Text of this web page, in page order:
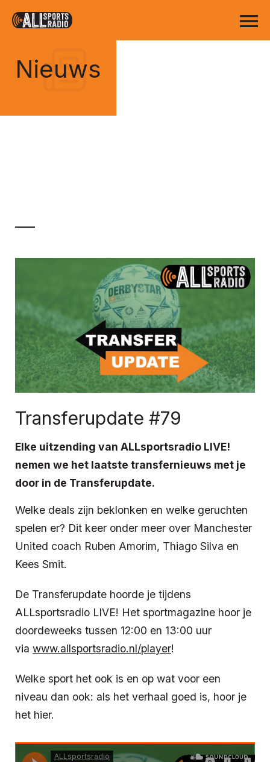
Nieuws
Transferupdate #79
Elke uitzending van ALLsportsradio LIVE!
nemen we het laatste transfernieuws met je
door in de Transferupdate.
Welke deals zijn beklonken en welke geruchten
spelen er? Dit keer onder meer over Manchester
United coach Ruben Amorim, Thiago Silva en
Kees Smit.
De Transferupdate hoorde je tijdens
ALLsportsradio LIVE! Het sportmagazine hoor je
doordeweeks tussen 12:00 en 13:00 uur
via www.allsportsradio.nl/player!
Welke sport het ook is en op wat voor een
niveau dan ook: als het verhaal goed is, hoor je
het hier.